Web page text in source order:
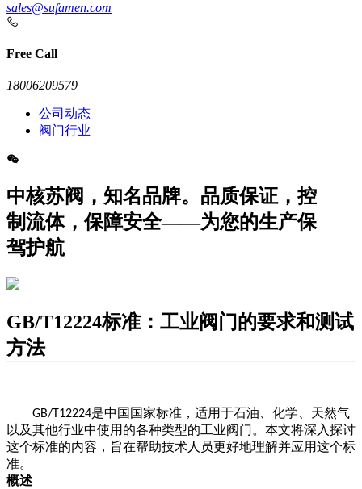
sales@sufamen.com
Free Call
18006209579
公司动态
阀门行业
中核苏阀，知名品牌。品质保证，控
制流体，保障安全——为您的生产保
驾护航
GB/T12224标准：工业阀门的要求和测试
方法
GB/T12224是中国国家标准，适用于石油、化学、天然气
以及其他行业中使用的各种类型的工业阀门。本文将深入探讨
这个标准的内容，旨在帮助技术人员更好地理解并应用这个标
准。
概述